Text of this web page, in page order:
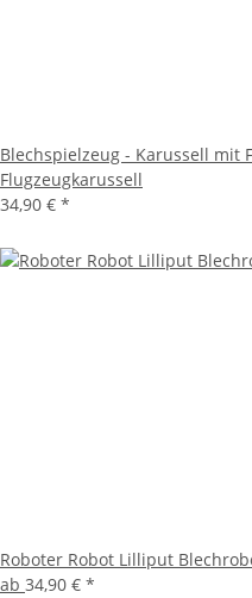
Blechspielzeug - Karussell mit
Flugzeugkarussell
34,90 € *
Roboter Robot Lilliput
ab 34,90 € *